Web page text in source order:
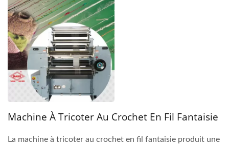
Machine À Tricoter Au Crochet En Fil Fantaisie
La machine à tricoter au crochet en fil fantaisie produit une